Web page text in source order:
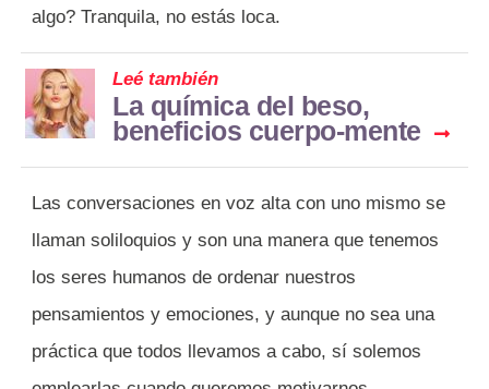
algo? Tranquila, no estás loca.
Leé también
La química del beso,
beneficios cuerpo-mente
Las conversaciones en voz alta con uno mismo se
llaman soliloquios y son una manera que tenemos
los seres humanos de ordenar nuestros
pensamientos y emociones, y aunque no sea una
práctica que todos llevamos a cabo, sí solemos